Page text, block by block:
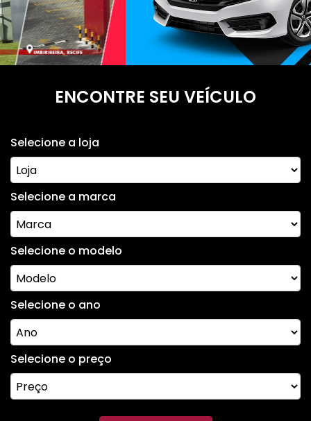
ENCONTRE SEU VEÍCULO
Selecione a loja
Selecione a marca
Selecione o modelo
Selecione o ano
Selecione o preço